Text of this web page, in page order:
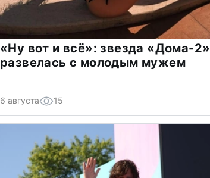
«Ну вот и всё»: звезда «Дома-2»
развелась с молодым мужем
6 августа 15